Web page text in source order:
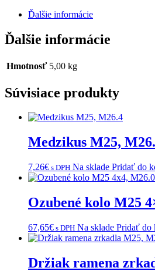
Ďalšie informácie
Ďalšie informácie
Hmotnosť 5,00 kg
Súvisiace produkty
Medzikus M25,
7,26€ s DPH Na sklade Pridať do
Ozubené kolo M25
67,65€ s DPH Na sklade Pridať do
Držiak ramena